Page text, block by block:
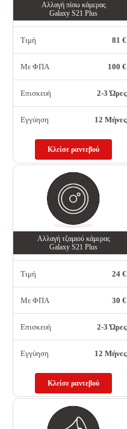
Αλλαγή πίσω κάμερας
Galaxy S21 Plus
Τιμή 81 €
Με ΦΠΑ 100 €
Επισκευή 2-3 Ώρες
Εγγύηση 12 Μήνες
Κλείσε ραντεβού
Αλλαγή τζαμιού κάμερας
Galaxy S21 Plus
Τιμή 24 €
Με ΦΠΑ 30 €
Επισκευή 2-3 Ώρες
Εγγύηση 12 Μήνες
Κλείσε ραντεβού